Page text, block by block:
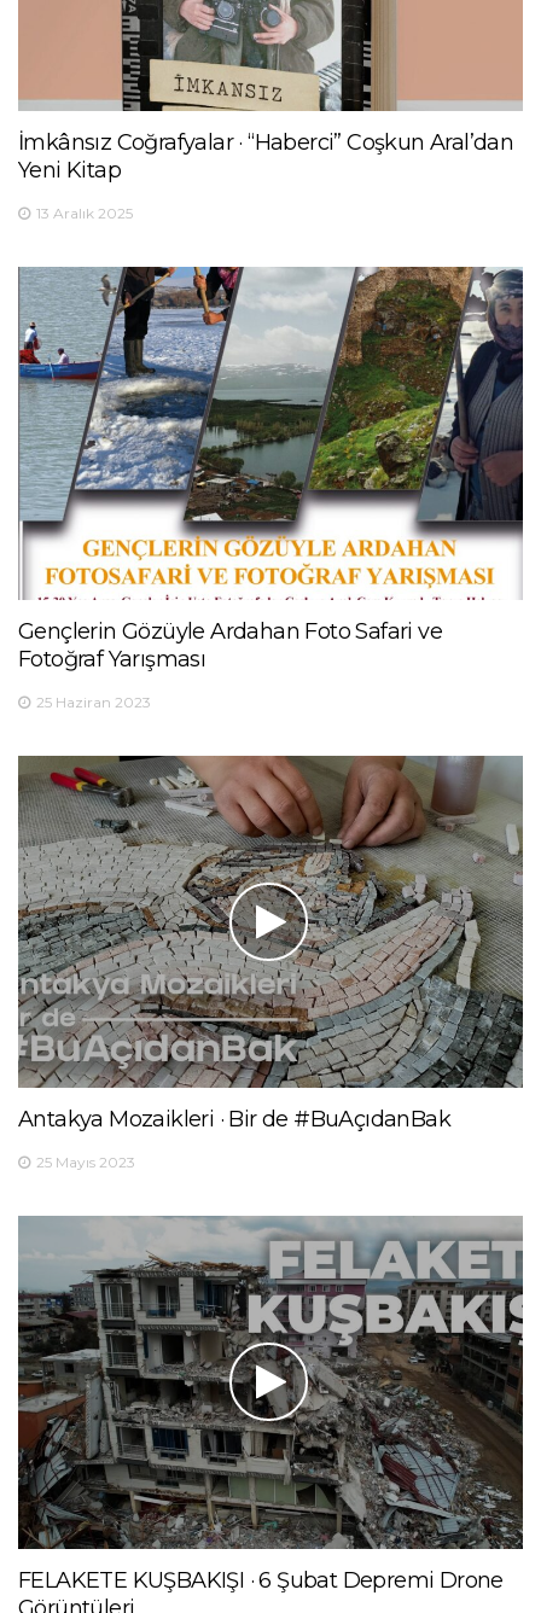
İmkânsız Coğrafyalar · “Haberci” Coşkun Aral’dan
Yeni Kitap
13 Aralık 2025
Gençlerin Gözüyle Ardahan Foto Safari ve
Fotoğraf Yarışması
25 Haziran 2023
Antakya Mozaikleri · Bir de #BuAçıdanBak
25 Mayıs 2023
FELAKETE KUŞBAKIŞI · 6 Şubat Depremi Drone
Görüntüleri